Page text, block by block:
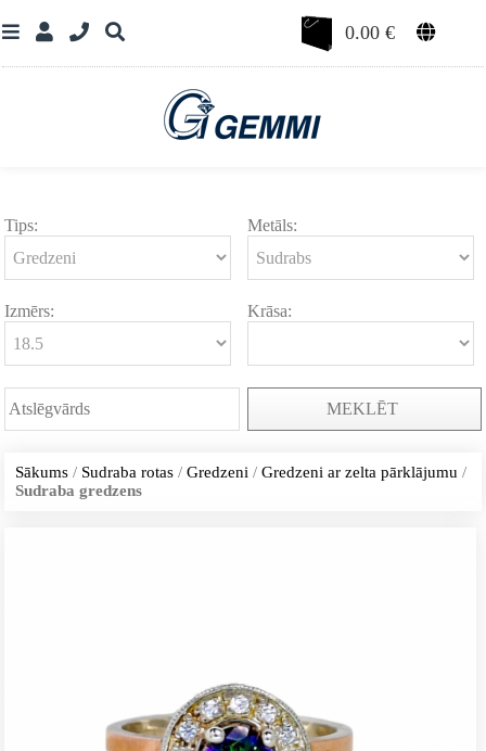
0.00€
Tips: Metāls:
Izmērs: Krāsa:
MEKLĒT
Sākums / Sudraba rotas /Gredzeni /Gredzeni ar zelta pārklājumu /
Sudraba gredzens